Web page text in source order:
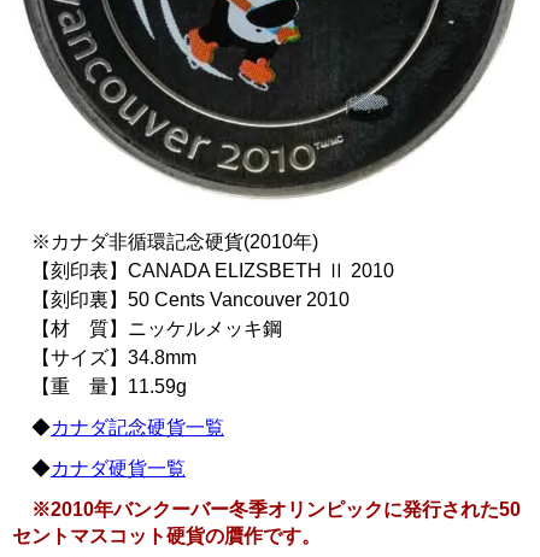
※カナダ非循環記念硬貨(2010年)
【刻印表】CANADA ELIZSBETH Ⅱ 2010
【刻印裏】50 Cents Vancouver 2010
【材 質】ニッケルメッキ鋼
【サイズ】34.8mm
【重 量】11.59g
◆カナダ記念硬貨一覧
◆カナダ硬貨一覧
※2010年バンクーバー冬季オリンピックに発行された50
セントマスコット硬貨の贋作です。